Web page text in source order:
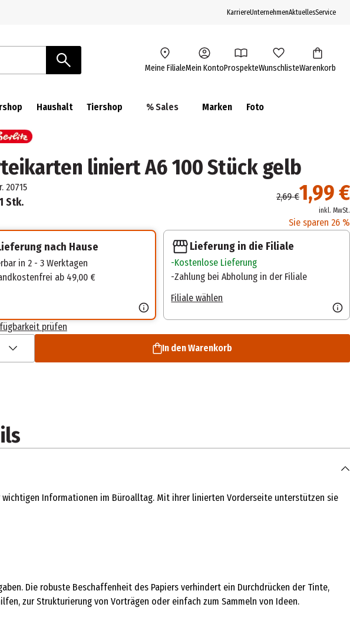
KarriereUnternehmenAktuellesService
Meine FilialeMein KontoProspekteWunschlisteWarenkorb
Haushalt Tiershop % Sales Marken Foto
liniert A6 100 Stück gelb
20715
Stk. 1,99 €
2,69 €
inkl. MwSt.
Sie sparen 26 %
nach Hause
in 2 - 3 Werktagen
ab 49,00 €
Lieferung in die Filiale
Kostenlose Lieferung
Zahlung bei Abholung in der Filiale
Filiale wählen
prüfen
In den Warenkorb
Informationen im Büroalltag. Mit ihrer linierten Vorderseite unterstützen sie
Die robuste Beschaffenheit des Papiers verhindert ein Durchdrücken der Tinte,
zur Strukturierung von Vorträgen oder einfach zum Sammeln von Ideen.